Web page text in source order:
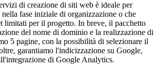
di creazione di siti web è ideale per
fase iniziale di organizzazione o che
limitati per il progetto. In breve, il pacchetto
del nome di dominio e la realizzazione di
5 pagine, con la possibilità di selezionare il
garantiamo l'indicizzazione su Google,
di Google Analytics.